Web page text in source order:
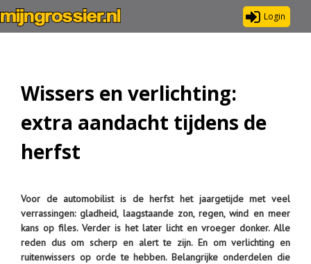
Login
Wissers en verlichting:
extra aandacht tijdens de
herfst
Voor de automobilist is de herfst het jaargetijde met veel
verrassingen: gladheid, laagstaande zon, regen, wind en meer
kans op files. Verder is het later licht en vroeger donker. Alle
reden dus om scherp en alert te zijn. En om verlichting en
ruitenwissers op orde te hebben. Belangrijke onderdelen die